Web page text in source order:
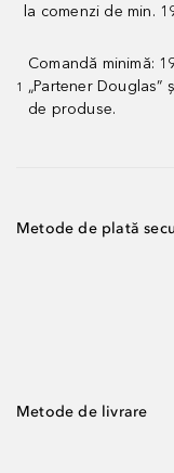
la comenzi de min.
1
Comandă minimă:
„Partener Douglas”
de produse.
Metode de plată
Metode de livrare